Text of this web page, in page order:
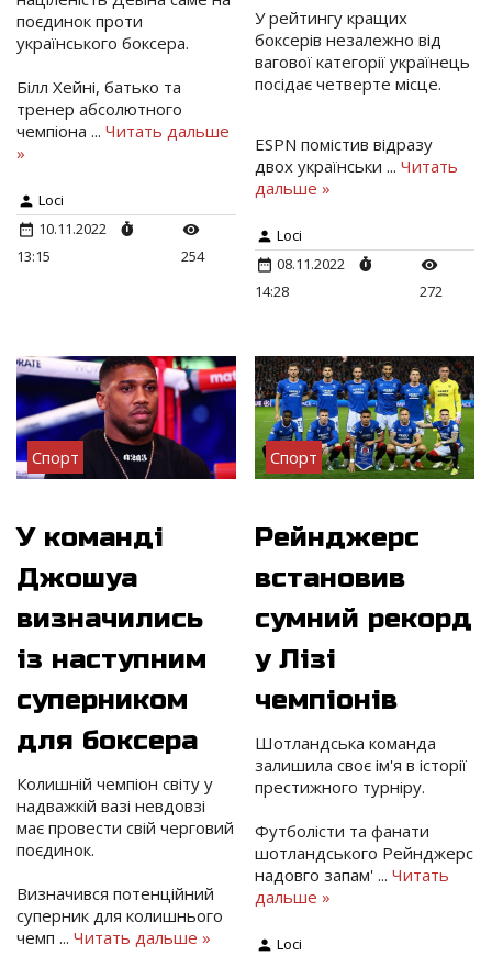
поєдинок проти
українського боксера.
Білл Хейні, батько та
тренер абсолютного
чемпіона ... Читать дальше
»
Loci
10.11.2022
13:15
254
У рейтингу кращих
боксерів незалежно від
вагової категорії українець
посідає четверте місце.
ESPN помістив відразу
двох українськи...Читать
дальше »
Loci
08.11.2022
14:28
272
Спорт
У команді
Джошуа
визначились
із наступним
суперником
для боксера
Колишній чемпіон світу у
надважкій вазі невдовзі
має провести свій черговий
поєдинок.
Визначився потенційний
суперник для колишнього
чемп ... Читать дальше »
Спорт
Рейнджерс
встановив
сумний рекорд
у Лізі
чемпіонів
Шотландська команда
залишила своє ім'я в історії
престижного турніру.
Футболісти та фанати
шотландського Рейнджерс
надовго запам'...Читать
дальше »
Loci